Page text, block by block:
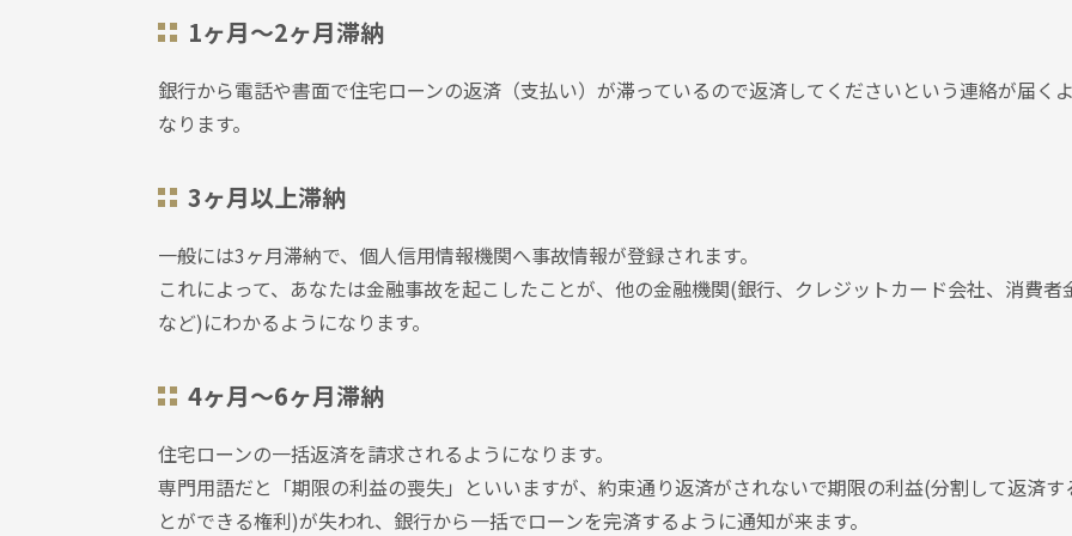
1ヶ月～2ヶ月滞納
銀行から電話や書面で住宅ローンの返済（支払い）が滞っているので返済してくださいという連絡が届く
なります。
3ヶ月以上滞納
⼀般には3ヶ月滞納で、個人信用情報機関へ事故情報が登録されます。
これによって、あなたは金融事故を起こしたことが、他の金融機関(銀行、クレジットカード会社、消費者
など)にわかるようになります。
4ヶ月～6ヶ月滞納
住宅ローンの⼀括返済を請求されるようになります。
専門用語だと「期限の利益の喪失」といいますが、約束通り返済がされないで期限の利益(分割して返済す
とができる権利)が失われ、銀行から⼀括でローンを完済するように通知が来ます。